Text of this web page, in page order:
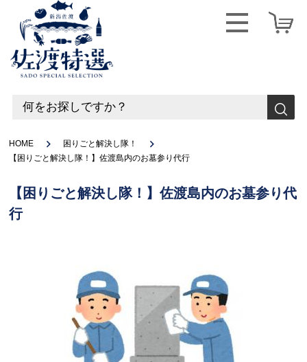
HOME
困りごと解決し隊！
【困りごと解決し隊！】佐渡島内のお墓参り代行
【困りごと解決し隊！】佐渡島内のお墓参り代
行